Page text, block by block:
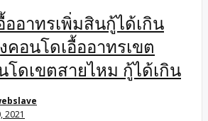
ออาทรเพิ่มสินกู้ได้เกิน
คอนโดเอื้ออาทรเขต
โดเขตสายไหม กู้ได้เกิน
2021